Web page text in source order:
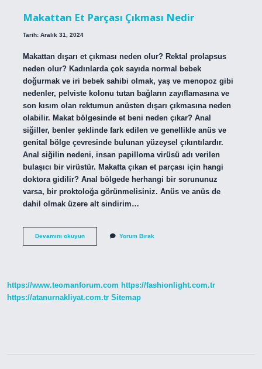
Makattan Et Parçası Çıkması Nedir
Tarih: Aralık 31, 2024
Makattan dışarı et çıkması neden olur? Rektal prolapsus
neden olur? Kadınlarda çok sayıda normal bebek
doğurmak ve iri bebek sahibi olmak, yaş ve menopoz gibi
nedenler, pelviste kolonu tutan bağların zayıflamasına ve
son kısım olan rektumun anüsten dışarı çıkmasına neden
olabilir. Makat bölgesinde et beni neden çıkar? Anal
siğiller, benler şeklinde fark edilen ve genellikle anüs ve
genital bölge çevresinde bulunan yüzeysel çıkıntılardır.
Anal siğilin nedeni, insan papilloma virüsü adı verilen
bulaşıcı bir virüstür. Makatta çıkan et parçası için hangi
doktora gidilir? Anal bölgede herhangi bir sorununuz
varsa, bir proktoloğa görünmelisiniz. Anüs ve anüs de
dahil olmak üzere alt sindirim…
Devamını okuyunMakattan
Yorum Bırak
https://www.teomanforum.com https://fashionlight.com.tr
https://atanurnakliyat.com.tr Sitemap